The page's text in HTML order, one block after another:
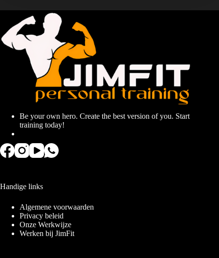
Be your own hero. Create the best version of you. Start
training today!
Handige links
Algemene voorwaarden
Privacy beleid
Onze Werkwijze
Werken bij JimFit